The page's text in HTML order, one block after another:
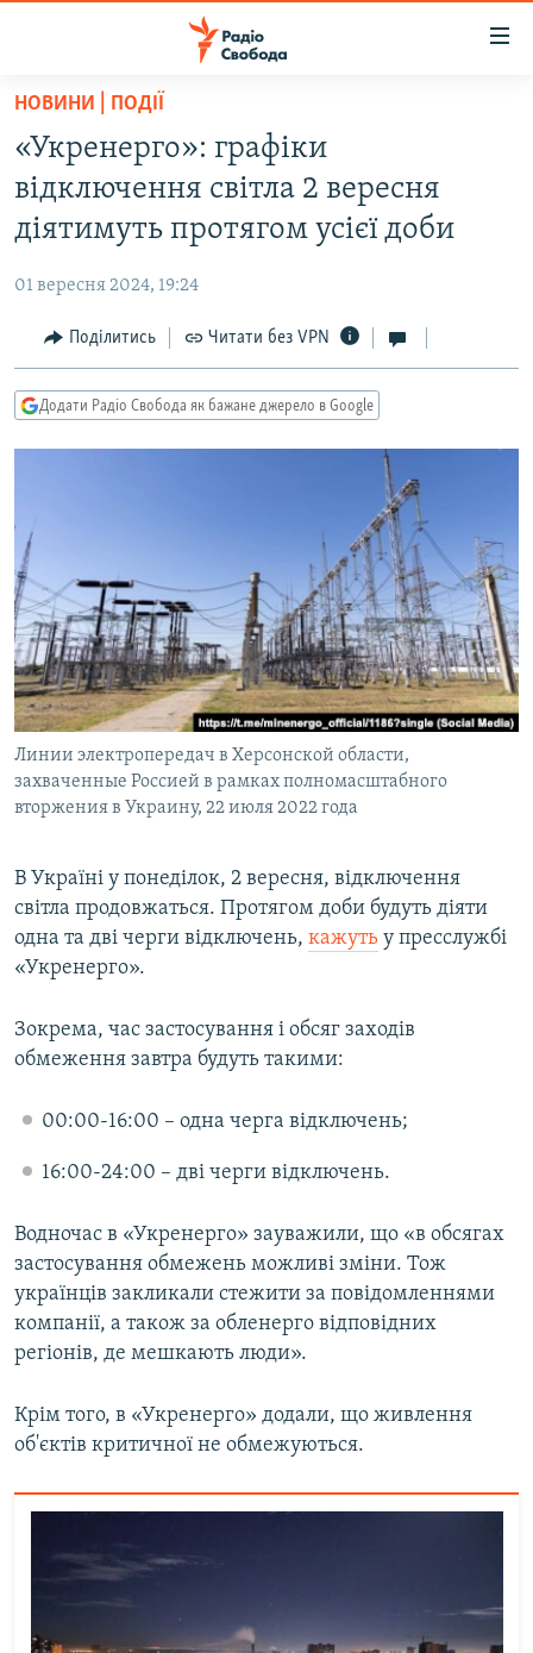
Перейти
основного
матеріалу
Перейти
до
основної
навігації
Перейти
до
пошуку
РАДІО СВОБОДА – 70 РОКІВ
ВСЕ ЗА ДОБУ
СТАТТІ
ЕКОНОМІКА
СУСПІЛЬСТВО
РОСІЙСЬКА «ФІЛЬТРАЦІЯ»
ДОНБАС.РЕАЛІЇ
ТИ ЯК?
МУЛЬТИМЕДІА
ФОТО
СПЕЦПРОЄКТИ
ПОДКАСТИ
КРИМ РЕАЛІЇ
РУС
УКР
КТАТ
ДОЛУЧАЙСЯ!
НОВИНИ | ПОДІЇ
«Укренерго»: графіки
відключення світла 2 вересня
діятимуть протягом усієї доби
01 вересня 2024, 19:24
Поділитись Читати без VPN
Додати Радіо Свобода як бажане джерело в Google
Линии электропередач в Херсонской области,
захваченные Россией в рамках полномасштабного
вторжения в Украину, 22 июля 2022 года
В Україні у понеділок, 2 вересня, відключення
світла продовжаться. Протягом доби будуть діяти
одна та дві черги відключень, кажуть у пресслужбі
«Укренерго».
Зокрема, час застосування і обсяг заходів
обмеження завтра будуть такими:
00:00-16:00 – одна черга відключень;
16:00-24:00 – дві черги відключень.
Водночас в «Укренерго» зауважили, що «в обсягах
застосування обмежень можливі зміни. Тож
українців закликали стежити за повідомленнями
компанії, а також за обленерго відповідних
регіонів, де мешкають люди».
Крім того, в «Укренерго» додали, що живлення
об'єктів критичної не обмежуються.